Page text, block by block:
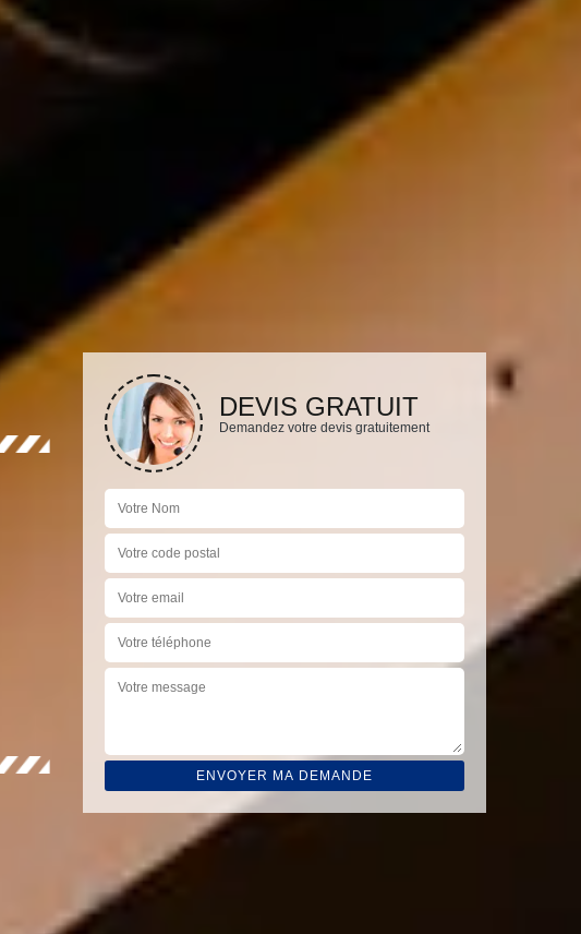
DEVIS GRATUIT
Demandez votre devis gratuitement